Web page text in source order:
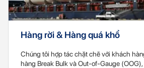
Hàng rời & Hàng quá khổ
Chúng tôi hợp tác chặt chẽ với khách
hàng Break Bulk và Out-of-Gauge